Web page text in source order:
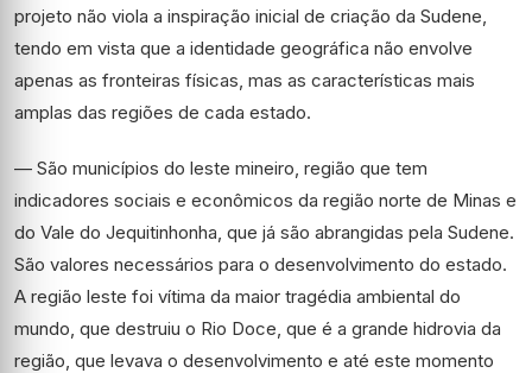
projeto não viola a inspiração inicial de criação da Sudene,
tendo em vista que a identidade geográfica não envolve
apenas as fronteiras físicas, mas as características mais
amplas das regiões de cada estado.
— São municípios do leste mineiro, região que tem
indicadores sociais e econômicos da região norte de Minas e
do Vale do Jequitinhonha, que já são abrangidas pela Sudene.
São valores necessários para o desenvolvimento do estado.
A região leste foi vítima da maior tragédia ambiental do
mundo, que destruiu o Rio Doce, que é a grande hidrovia da
região, que levava o desenvolvimento e até este momento